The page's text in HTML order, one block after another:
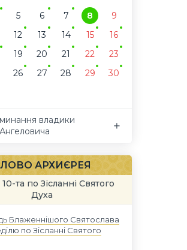
5 6 7 8
9
12 13 14 15
16
19 20 21 22
23
26 27 28 29
30
владики
АРХИЄРЕЯ
та по Зісланні Святого
Духа
Блаженнішого Святослава
по Зісланні Святого